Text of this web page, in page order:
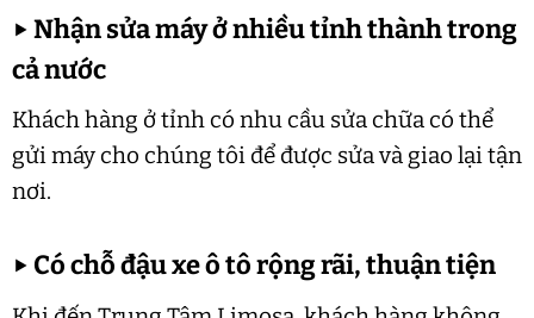
▶Nhận sửa máy ở nhiều tỉnh thành trong
cả nước
Khách hàng ở tỉnh có nhu cầu sửa chữa có thể
gửi máy cho chúng tôi để được sửa và giao lại tận
nơi.
▶ Có chỗ đậu xe ô tô rộng rãi, thuận tiện